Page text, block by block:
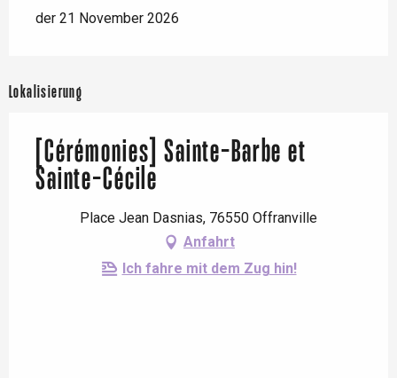
der 21 November 2026
Lokalisierung
[Cérémonies] Sainte-Barbe et
Sainte-Cécile
Place Jean Dasnias, 76550 Offranville
Anfahrt
Ich fahre mit dem Zug hin!